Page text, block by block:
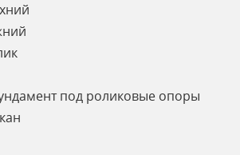
под роликовые опоры